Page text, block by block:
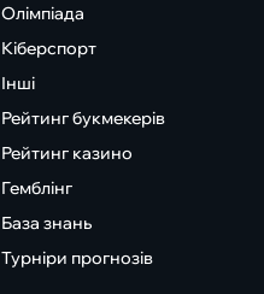
Олімпіада
Кіберспорт
Інші
Рейтинг букмекерів
Рейтинг казино
Гемблінг
База знань
Турніри прогнозів